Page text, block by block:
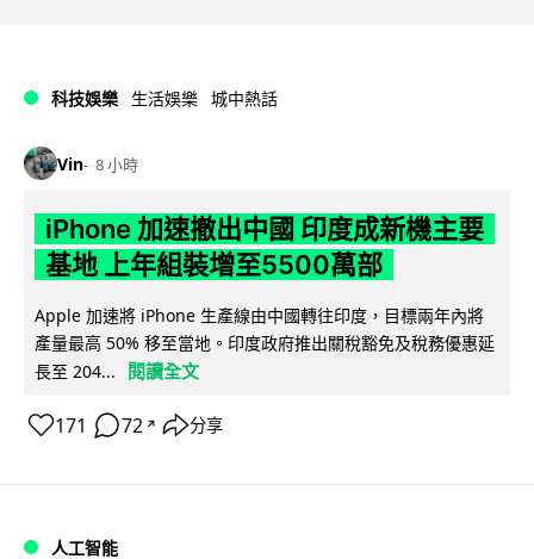
科技娛樂 生活娛樂 城中熱話
Vin 8 小時
iPhone 加速撤出中國 印度成新機主要
基地 上年組裝增至5500萬部
Apple 加速將 iPhone 生產線由中國轉往印度，目標兩年內將
產量最高 50% 移至當地。印度政府推出關稅豁免及稅務優惠延
長至 204...
閱讀全文
171 72 ↗ 分享
人工智能